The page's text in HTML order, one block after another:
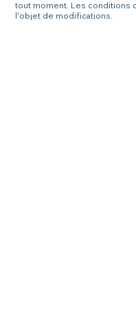
tout moment. Les conditions
l'objet de modifications.